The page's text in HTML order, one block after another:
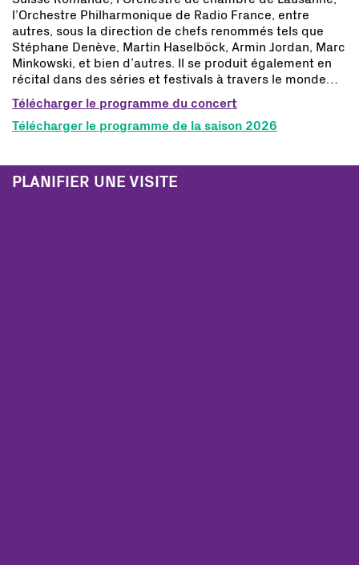
l’Orchestre Philharmonique de Radio France, entre
autres, sous la direction de chefs renommés tels que
Stéphane Denève, Martin Haselböck, Armin Jordan, Marc
Minkowski, et bien d’autres. Il se produit également en
récital dans des séries et festivals à travers le monde…
Télécharger le programme du concert
Télécharger le programme de la saison 2026
PLANIFIER UNE VISITE